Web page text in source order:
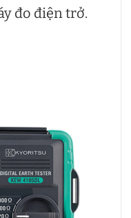
đo điện trở.